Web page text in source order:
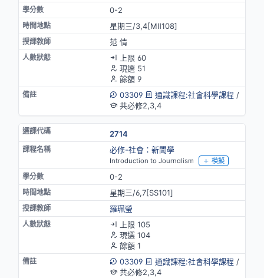
0-2
星期三/3,4[MⅡ108]
范 情
上限 60
現選 51
餘額 9
03309
通識課程:社會科學課程 /
共必修2,3,4
2714
必修-社會：新聞學
Introduction to Journalism 模擬
0-2
星期三/6,7[SS101]
羅珮瑩
上限 105
現選 104
餘額 1
03309
通識課程:社會科學課程 /
共必修2,3,4